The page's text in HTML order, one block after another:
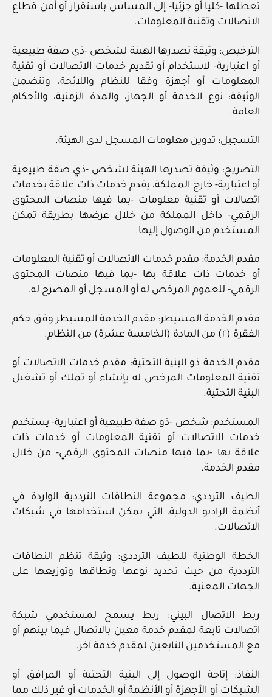
تعطلها -كليا أو جزئيا- إلى المساس باستقرار أو أمن قطاع
الاتصالات وتقنية المعلومات.
الترخيص: وثيقة تصدرها الهيئة لشخص -ذي صفة طبيعية
أو اعتبارية- لاستخدام أو تقديم خدمات الاتصالات أو تقنية
المعلومات أو أجهزة وفقا للنظام واللائحة، وتتضمن
الوثيقة: نوع الخدمة أو الجهاز، والمدة الزمنية، والأحكام
العامة.
التسجيل: تدوين معلومات المسجل لدى الهيئة.
التصريح: وثيقة تصدرها الهيئة لشخص -ذي صفة طبيعية
أو اعتبارية- خارج المملكة، يقدم خدمات ذات علاقة بخدمات
اتصالات أو تقنية معلومات -بما فيها منصات المحتوى
الرقمي- داخل المملكة من خلال عرضها بطريقة تمكن
المستخدم من الوصول إليها.
مقدم الخدمة: مقدم خدمات الاتصالات أو تقنية المعلومات
أو خدمات ذات علاقة بها -بما فيها منصات المحتوى
الرقمي- للعموم المرخص له أو المسجل أو المصرح له.
مقدم الخدمة المسيطر: مقدم الخدمة المسيطر وفق حكم
الفقرة (٢) من المادة (الخامسة عشرة) من النظام.
مقدم الخدمة ذو البنية التحتية: مقدم خدمات الاتصالات أو
تقنية المعلومات المرخص له بإنشاء أو تملك أو تشغيل
البنية التحتية.
المستخدم: شخص -ذو صفة طبيعية أو اعتبارية- يستخدم
خدمات الاتصالات أو تقنية المعلومات أو خدمات ذات
علاقة بها -بما فيها منصات المحتوى الرقمي- من خلال
مقدم الخدمة.
الطيف الترددي: مجموعة النطاقات الترددية الواردة في
أنظمة الراديو الدولية، التي يمكن استخدامها في شبكات
الاتصالات.
الخطة الوطنية للطيف الترددي: وثيقة تنظم النطاقات
الترددية من حيث تحديد نوعها ونطاقها وتوزيعها على
الجهات المعنية.
ربط الاتصال البيني: ربط يسمح لمستخدمي شبكة
اتصالات تابعة لمقدم خدمة معين بالاتصال فيما بينهم أو
مع المستخدمين التابعين لمقدم خدمة آخر.
النفاذ: إتاحة الوصول إلى البنية التحتية أو المرافق أو
الشبكات أو الأجهزة أو الأنظمة أو الخدمات أو غير ذلك مما